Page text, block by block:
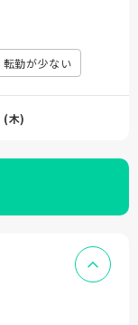
転勤が少ない
(木)